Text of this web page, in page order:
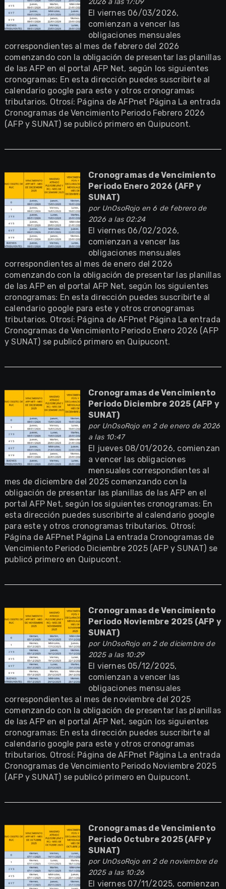
2026 a las 17:09
El viernes 06/03/2026,
comienzan a vencer las
obligaciones mensuales
correspondientes al mes de febrero del 2026
comenzando con la obligación de presentar las planillas
de las AFP en el portal AFP Net, según los siguientes
cronogramas: En esta dirección puedes suscribirte al
calendario google para este y otros cronogramas
tributarios. Otrosí: Página de AFPnet Página La entrada
Cronogramas de Vencimiento Periodo Febrero 2026
(AFP y SUNAT) se publicó primero en Quipucont.
Cronogramas de Vencimiento
Periodo Enero 2026 (AFP y
SUNAT)
por UnOsoRojoen 6 de febrero de
2026 a las 02:24
El viernes 06/02/2026,
comienzan a vencer las
obligaciones mensuales
correspondientes al mes de enero del 2026
comenzando con la obligación de presentar las planillas
de las AFP en el portal AFP Net, según los siguientes
cronogramas: En esta dirección puedes suscribirte al
calendario google para este y otros cronogramas
tributarios. Otrosí: Página de AFPnet Página La entrada
Cronogramas de Vencimiento Periodo Enero 2026 (AFP
y SUNAT) se publicó primero en Quipucont.
Cronogramas de Vencimiento
Periodo Diciembre 2025 (AFP y
SUNAT)
por UnOsoRojoen 2 de enero de 2026
a las 10:47
El jueves 08/01/2026, comienzan
a vencer las obligaciones
mensuales correspondientes al
mes de diciembre del 2025 comenzando con la
obligación de presentar las planillas de las AFP en el
portal AFP Net, según los siguientes cronogramas: En
esta dirección puedes suscribirte al calendario google
para este y otros cronogramas tributarios. Otrosí:
Página de AFPnet Página La entrada Cronogramas de
Vencimiento Periodo Diciembre 2025 (AFP y SUNAT) se
publicó primero en Quipucont.
Cronogramas de Vencimiento
Periodo Noviembre 2025 (AFP y
SUNAT)
por UnOsoRojoen 2 de diciembre de
2025 a las 10:29
El viernes 05/12/2025,
comienzan a vencer las
obligaciones mensuales
correspondientes al mes de noviembre del 2025
comenzando con la obligación de presentar las planillas
de las AFP en el portal AFP Net, según los siguientes
cronogramas: En esta dirección puedes suscribirte al
calendario google para este y otros cronogramas
tributarios. Otrosí: Página de AFPnet Página La entrada
Cronogramas de Vencimiento Periodo Noviembre 2025
(AFP y SUNAT) se publicó primero en Quipucont.
Cronogramas de Vencimiento
Periodo Octubre 2025 (AFP y
SUNAT)
por UnOsoRojoen 2 de noviembre de
2025 a las 10:26
El viernes 07/11/2025, comienzan